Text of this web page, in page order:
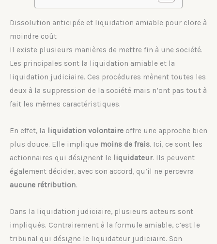
Dissolution anticipée et liquidation amiable pour clore à
moindre coût
Il existe plusieurs manières de mettre fin à une société.
Les principales sont la liquidation amiable et la
liquidation judiciaire. Ces procédures mènent toutes les
deux à la suppression de la société mais n’ont pas tout à
fait les mêmes caractéristiques.
En effet, la liquidation volontaire offre une approche bien
plus douce. Elle implique moins de frais. Ici, ce sont les
actionnaires qui désignent le liquidateur. Ils peuvent
également décider, avec son accord, qu’il ne percevra
aucune rétribution.
Dans la liquidation judiciaire, plusieurs acteurs sont
impliqués. Contrairement à la formule amiable, c’est le
tribunal qui désigne le liquidateur judiciaire. Son